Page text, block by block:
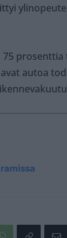
prosenttia
autoa